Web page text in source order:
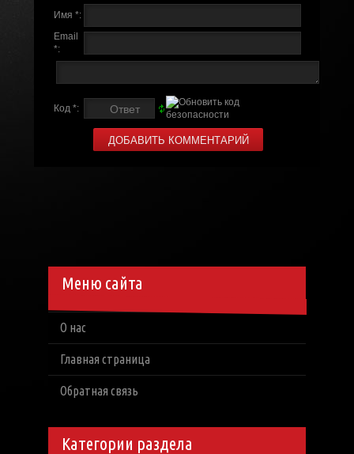
Имя *:
Email
*:
Код *:
Меню сайта
О нас
Главная страница
Обратная связь
Категории раздела